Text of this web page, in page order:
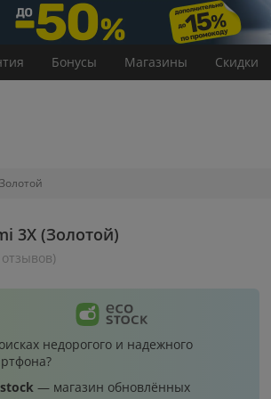
Бонусы Магазины Скидки
3X (Золотой)
отзывов)
недорогого и надежного
— магазин обновлённых